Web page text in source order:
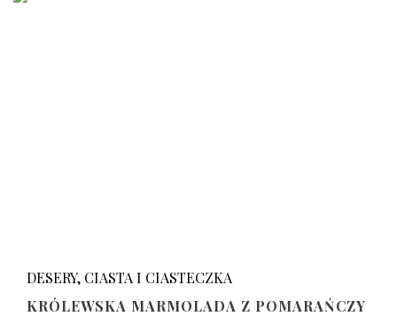
DESERY, CIASTA I CIASTECZKA
KRÓLEWSKA MARMOLADA Z POMARAŃCZY